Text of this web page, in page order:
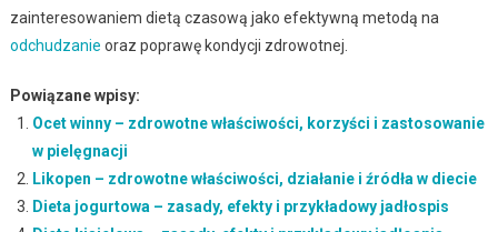
zainteresowaniem dietą czasową jako efektywną metodą na
odchudzanie oraz poprawę kondycji zdrowotnej.
Powiązane wpisy:
Ocet winny – zdrowotne właściwości, korzyści i zastosowanie
w pielęgnacji
Likopen – zdrowotne właściwości, działanie i źródła w diecie
Dieta jogurtowa – zasady, efekty i przykładowy jadłospis